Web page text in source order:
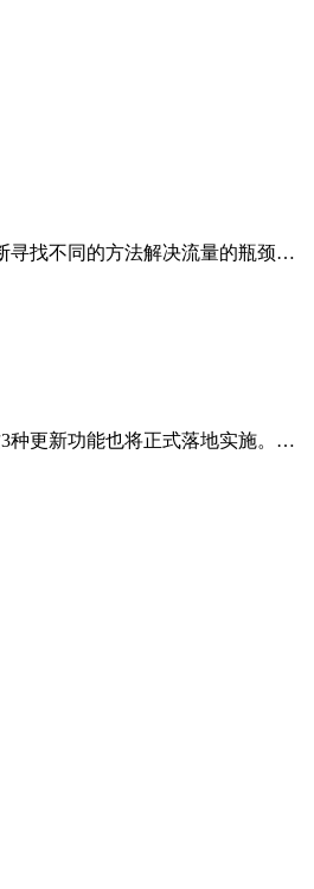
寻找不同的方法解决流量的瓶颈…
种更新功能也将正式落地实施。…